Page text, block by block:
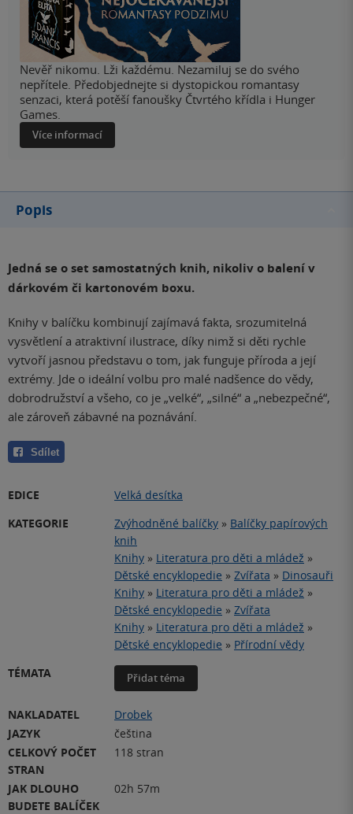
Nevěř nikomu. Lži každému. Nezamiluj se do svého
nepřítele. Předobjednejte si dystopickou romantasy
senzaci, která potěší fanoušky Čtvrtého křídla i Hunger
Games.
Více informací
Popis
Jedná se o set samostatných knih, nikoliv o balení v
dárkovém či kartonovém boxu.
Knihy v balíčku kombinují zajímavá fakta, srozumitelná
vysvětlení a atraktivní ilustrace, díky nimž si děti rychle
vytvoří jasnou představu o tom, jak funguje příroda a její
extrémy. Jde o ideální volbu pro malé nadšence do vědy,
dobrodružství a všeho, co je „velké“, „silné“ a „nebezpečné“,
ale zároveň zábavné na poznávání.
Sdílet
EDICE
Velká desítka
KATEGORIE
Zvýhodněné balíčky » Balíčky papírových
knih
Knihy » Literatura pro děti a mládež »
Dětské encyklopedie » Zvířata » Dinosauři
Knihy » Literatura pro děti a mládež »
Dětské encyklopedie » Zvířata
Knihy » Literatura pro děti a mládež »
Dětské encyklopedie » Přírodní vědy
TÉMATA
Přidat téma
NAKLADATEL
Drobek
JAZYK
čeština
CELKOVÝ POČET
STRAN
118 stran
JAK DLOUHO
BUDETE BALÍČEK
02h 57m